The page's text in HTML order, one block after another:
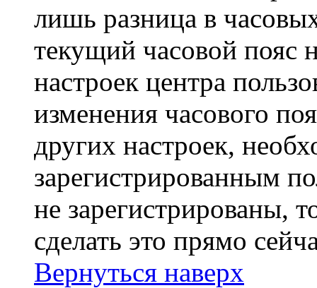
лишь разница в
текущий часовой пояс
настроек центра
изменения часового
других настроек,
зарегистрированным
не зарегистрированы,
сделать это прямо
Вернуться наверх